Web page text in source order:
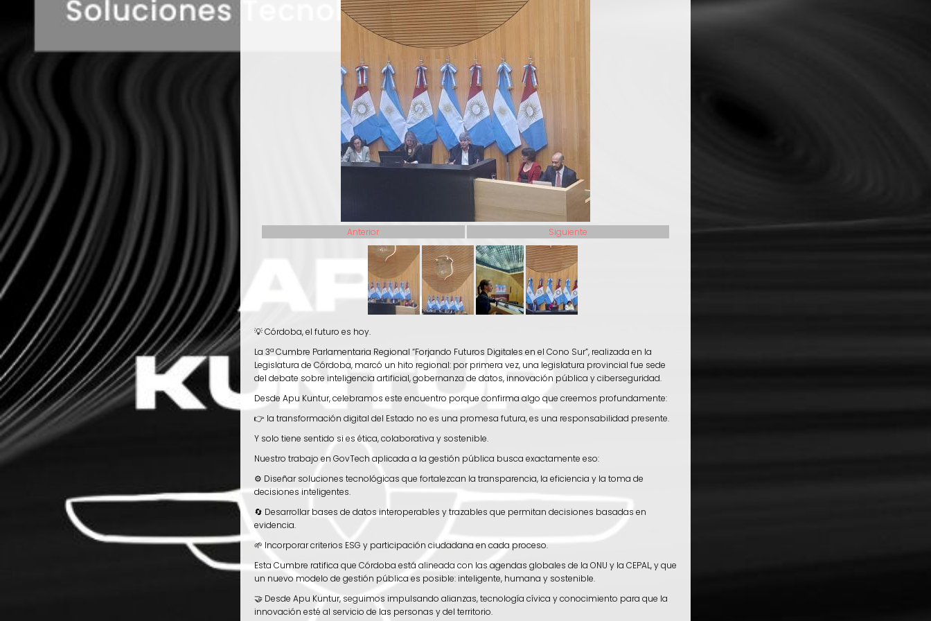
Anterior Siguiente
💡 Córdoba, el futuro es hoy.
La 3ª Cumbre Parlamentaria Regional “Forjando Futuros Digitales en el Cono Sur”, realizada en la
Legislatura de Córdoba, marcó un hito regional: por primera vez, una legislatura provincial fue sede
del debate sobre inteligencia artificial, gobernanza de datos, innovación pública y ciberseguridad.
Desde Apu Kuntur, celebramos este encuentro porque confirma algo que creemos profundamente:
👉 la transformación digital del Estado no es una promesa futura, es una responsabilidad presente.
Y solo tiene sentido si es ética, colaborativa y sostenible.
Nuestro trabajo en GovTech aplicada a la gestión pública busca exactamente eso:
⚙️ Diseñar soluciones tecnológicas que fortalezcan la transparencia, la eficiencia y la toma de
decisiones inteligentes.
🔄 Desarrollar bases de datos interoperables y trazables que permitan decisiones basadas en
evidencia.
🌱 Incorporar criterios ESG y participación ciudadana en cada proceso.
Esta Cumbre ratifica que Córdoba está alineada con las agendas globales de la ONU y la CEPAL, y que
un nuevo modelo de gestión pública es posible: inteligente, humana y sostenible.
🤝 Desde Apu Kuntur, seguimos impulsando alianzas, tecnología cívica y conocimiento para que la
innovación esté al servicio de las personas y del territorio.